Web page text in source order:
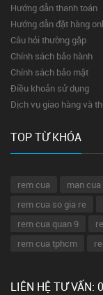
Hướng dẫn thanh toán
Hướng dẫn đặt hàng
Câu hỏi thường gặp
Chính sách bảo hành
Chính sách bảo mật
Điều khoản sử dụng
Dịch vụ giao hàng và
TOP TỪ KHÓA
rem cua man cua
rem cua so gia re
rem cua quan 9
rem cua tphcm
LIÊN HỆ TƯ VẤN: